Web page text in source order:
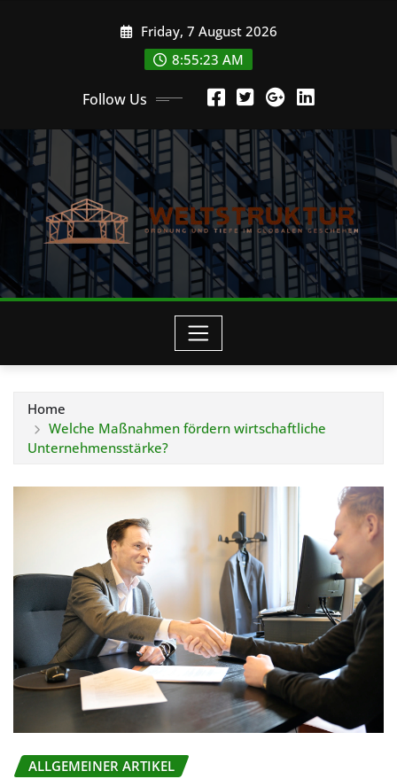
Friday, 7 August 2026
8:55:25 AM
Follow Us
Home
Welche Maßnahmen fördern wirtschaftliche
Unternehmensstärke?
ALLGEMEINER ARTIKEL